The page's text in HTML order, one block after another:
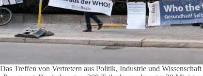
Das Treffen von Vertretern aus Politik, Industrie und